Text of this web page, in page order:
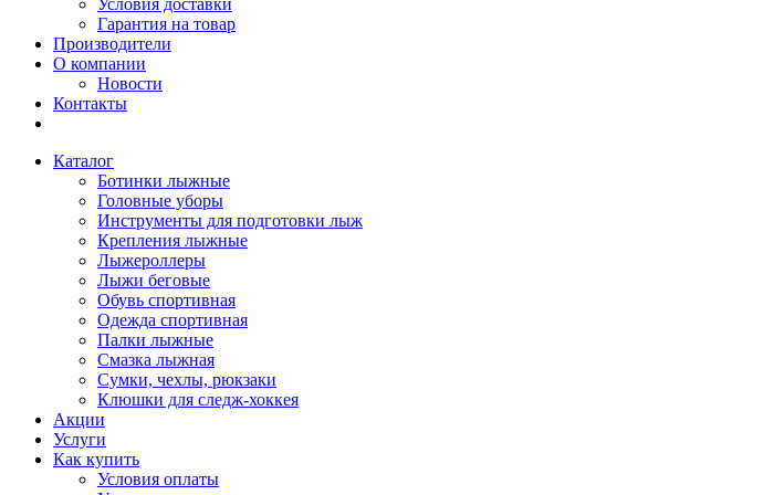
Условия доставки
Гарантия на товар
Производители
О компании
Новости
Контакты
Каталог
Ботинки лыжные
Головные уборы
Инструменты для подготовки лыж
Крепления лыжные
Лыжероллеры
Лыжи беговые
Обувь спортивная
Одежда спортивная
Палки лыжные
Смазка лыжная
Сумки, чехлы, рюкзаки
Клюшки для следж-хоккея
Акции
Услуги
Как купить
Условия оплаты